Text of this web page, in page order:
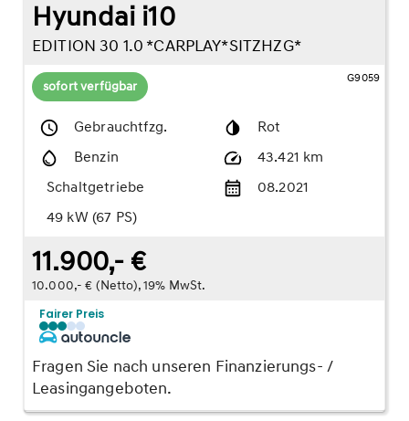
Hyundai i10
EDITION 30 1.0 *CARPLAY*SITZHZG*
sofort verfügbar
G9059
Gebrauchtfzg.
Rot
Benzin
43.421 km
Schaltgetriebe
08.2021
49 kW (67 PS)
11.900,- €
10.000,- € (Netto), 19% MwSt.
Fairer Preis
Fragen Sie nach unseren Finanzierungs- /
Leasingangeboten.